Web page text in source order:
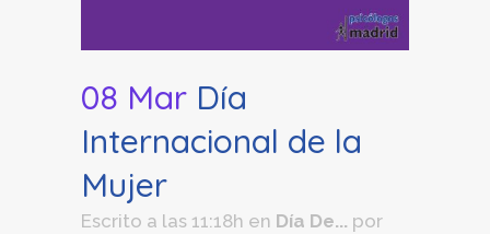
08 Mar Día
Internacional de la
Mujer
Escrito a las 11:18h en Día De... por